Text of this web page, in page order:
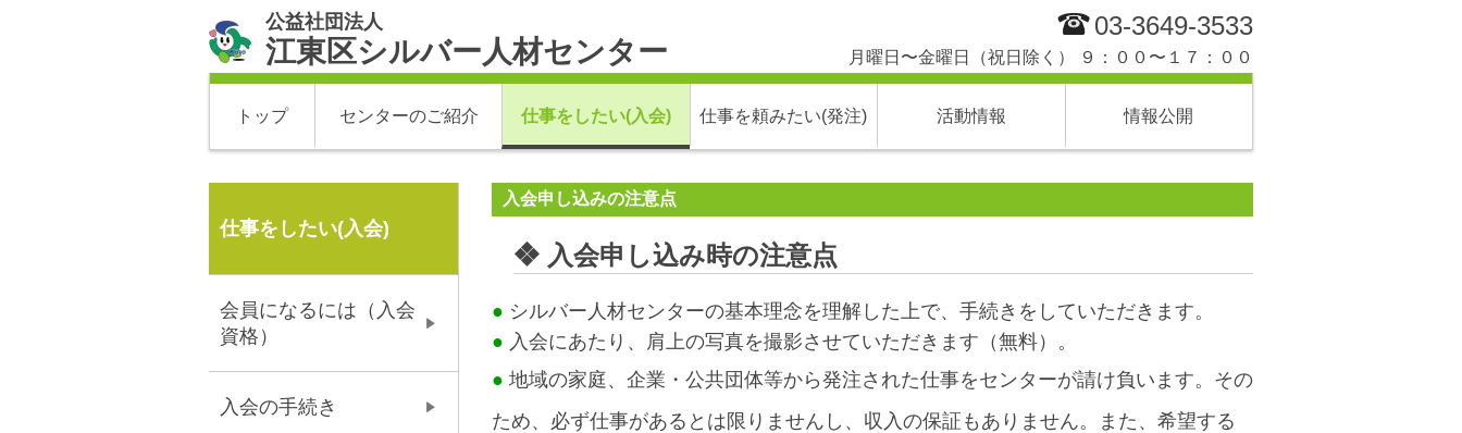
公益社団法人
江東区シルバー人材センター
03-3649-3533
月曜日〜金曜日（祝日除く） ９：００〜１７：００
トップ センターのご紹介 仕事をしたい(入会) 仕事を頼みたい(発注) 活動情報 情報公開
入会申し込みの注意点
❖ 入会申し込み時の注意点
● シルバー人材センターの基本理念を理解した上で、手続きをしていただきます。
● 入会にあたり、肩上の写真を撮影させていただきます（無料）。
● 地域の家庭、企業・公共団体等から発注された仕事をセンターが請け負います。その
ため、必ず仕事があるとは限りませんし、収入の保証もありません。また、希望する
仕事をしたい(入会)
会員になるには（入会
資格）
入会の手続き